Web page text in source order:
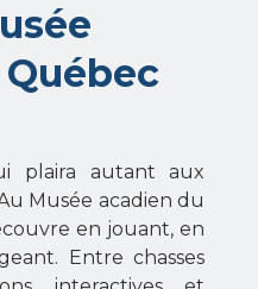
plaira autant aux
Musée acadien du
en jouant, en
Entre chasses